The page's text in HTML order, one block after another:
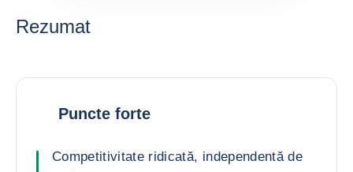
Rezumat
Puncte forte
Competitivitate ridicată, independentă de